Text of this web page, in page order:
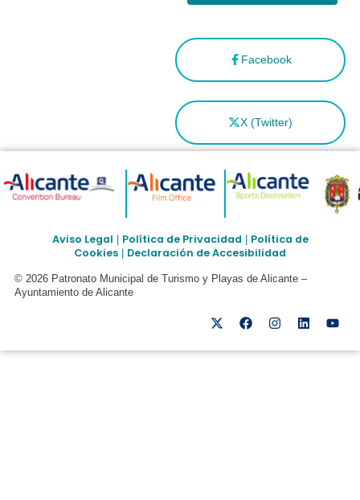
Facebook
X (Twitter)
Aviso Legal Política de Privacidad
Política de
Cookies
Declaración de Accesibilidad
© 2026 Patronato Municipal de Turismo y Playas de Alicante –
Ayuntamiento de Alicante